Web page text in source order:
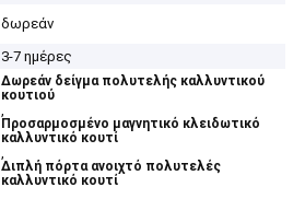
δωρεάν
3-7 ημέρες
Δωρεάν δείγμα πολυτελής καλλυντικού
κουτιού
,
Προσαρμοσμένο μαγνητικό κλειδωτικό
καλλυντικό κουτί
,
Διπλή πόρτα ανοιχτό πολυτελές
καλλυντικό κουτί